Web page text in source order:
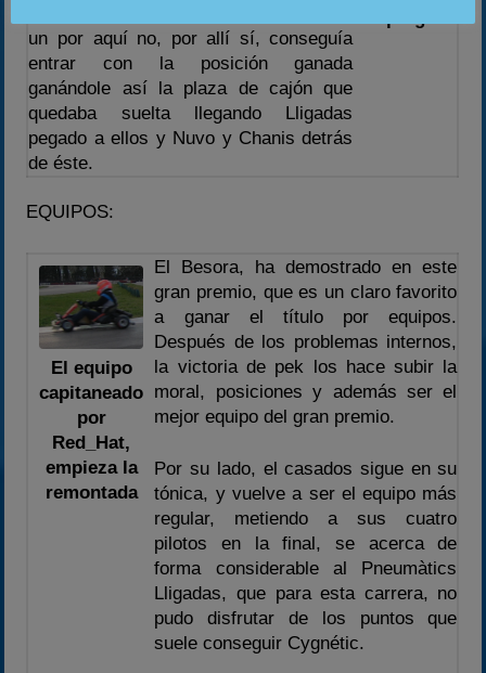
un por aquí no, por allí sí, conseguía
entrar con la posición ganada
ganándole así la plaza de cajón que
quedaba suelta llegando Lligadas
pegado a ellos y Nuvo y Chanis detrás
de éste.
EQUIPOS:
El equipo
capitaneado
por
Red_Hat,
empieza la
remontada
El Besora, ha demostrado en este
gran premio, que es un claro favorito
a ganar el título por equipos.
Después de los problemas internos,
la victoria de pek los hace subir la
moral, posiciones y además ser el
mejor equipo del gran premio.
Por su lado, el casados sigue en su
tónica, y vuelve a ser el equipo más
regular, metiendo a sus cuatro
pilotos en la final, se acerca de
forma considerable al Pneumàtics
Lligadas, que para esta carrera, no
pudo disfrutar de los puntos que
suele conseguir Cygnétic.